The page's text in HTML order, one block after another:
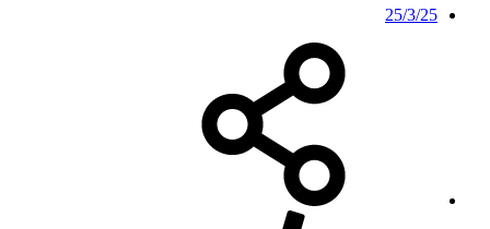
25/3/25